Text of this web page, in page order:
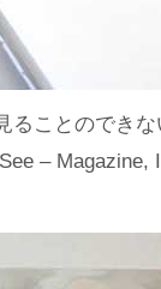
ることのでき
– Magazine,